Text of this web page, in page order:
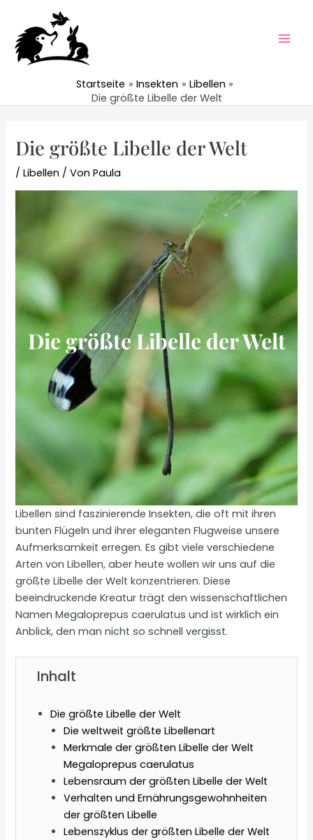
springen
Startseite Insekten
Libellen
Die größte Libelle der Welt
Die größte Libelle der Welt
/Libellen / VonPaula
Die größte Libelle der Welt
Libellen sind faszinierende Insekten, die oft mit ihren
bunten Flügeln und ihrer eleganten Flugweise unsere
Aufmerksamkeit erregen. Es gibt viele verschiedene
Arten von Libellen, aber heute wollen wir uns auf die
größte Libelle der Welt konzentrieren. Diese
beeindruckende Kreatur trägt den wissenschaftlichen
Namen Megaloprepus caerulatus und ist wirklich ein
Anblick, den man nicht so schnell vergisst.
Inhalt
Die größte Libelle der Welt
Die weltweit größte Libellenart
Merkmale der größten Libelle der Welt
Megaloprepus caerulatus
Lebensraum der größten Libelle der Welt
Verhalten und Ernährungsgewohnheiten
der größten Libelle
Lebenszyklus der größten Libelle der Welt